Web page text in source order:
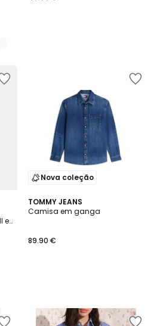
e
Nova coleção
TOMMY JEANS
Camisa em ganga
89.90 €